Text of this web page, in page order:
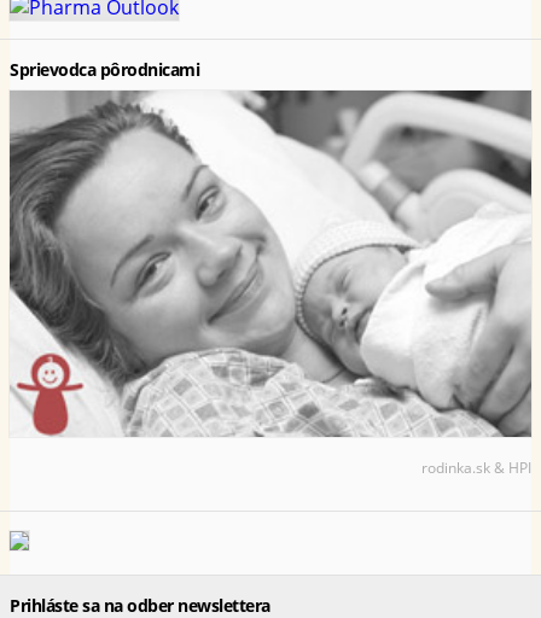
Sprievodca pôrodnicami
rodinka.sk & HPI
Prihláste sa na odber newslettera